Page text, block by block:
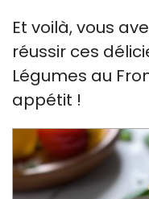
Et voilà, vous
réussir ces
Légumes au
appétit !